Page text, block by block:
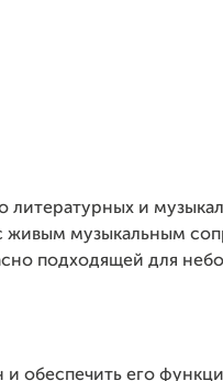
и
живым музыкальным
подходящей для
и обеспечить его